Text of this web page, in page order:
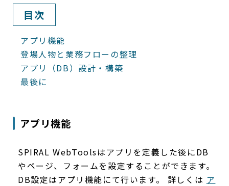
目次
アプリ機能
登場人物と業務フローの整理
アプリ（DB）設計・構築
最後に
アプリ機能
SPIRAL WebToolsはアプリを定義した後にDB
やページ、フォームを設定することができます。
DB設定はアプリ機能にて行います。 詳しくは ア